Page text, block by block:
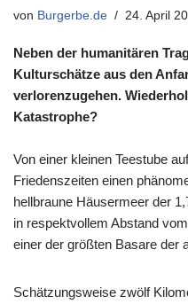
von Burgerbe.de 24. April
Neben der humanitären
Kulturschätze aus den
verlorenzugehen.
Katastrophe?
Von einer kleinen Teestube
Friedenszeiten einen
hellbraune Häusermeer der
in respektvollem Abstand
einer der größten Basare der
Schätzungsweise zwölf